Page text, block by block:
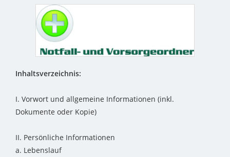
Inhaltsverzeichnis:
I. Vorwort und allgemeine Informationen (inkl.
Dokumente oder Kopie)
II. Persönliche Informationen
a. Lebenslauf